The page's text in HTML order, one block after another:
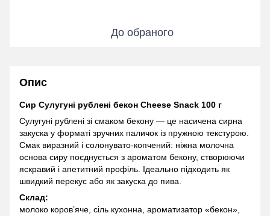
До обраного
Опис
Сир Сулугуні рублені бекон Cheese Snack 100 г
Сулугуні рублені зі смаком бекону — це насичена сирна
закуска у форматі зручних паличок із пружною текстурою.
Смак виразний і солонувато-копчений: ніжна молочна
основа сиру поєднується з ароматом бекону, створюючи
яскравий і апетитний профіль. Ідеально підходить як
швидкий перекус або як закуска до пива.
Склад:
молоко коров’яче, сіль кухонна, ароматизатор «бекон»,